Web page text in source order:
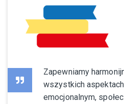
Zapewniamy
wszystkich
emocjonalnym,